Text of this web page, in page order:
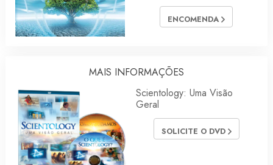
ENCOMENDA
MAIS INFORMAÇÕES
Scientology: Uma Visão
Geral
SOLICITE O DVD